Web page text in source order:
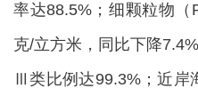
率达88.5%；细颗粒物
克/立方米，同比下降
Ⅲ类比例达99.3%；近岸